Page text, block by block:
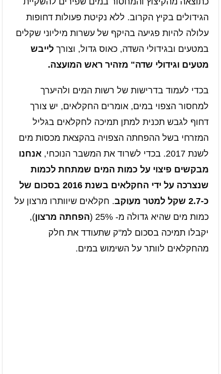
הגידולים בקיץ הקרוב. ללא נקיטת פעולות דחופות
עלולה להיות פגיעה בהיקף של עשרות מיליוני שקלים
במטעים ובגידולי השדה, כאוס גדול, וצורךלייבש
מטעים וגידולי שדה" מזהיר ראש המועצה.
בכדי לעמוד בדרישות של רשות המים ולהיערך
למחסור הצפוי במים, אומרים החקלאים, יש צורך
דחוף לגבש תכנית למתן תמיכה לחקלאים בגליל
המזרחי בשל ההפחתה הצפויה בהקצאת מכסות מים
לשנת 2017. בכדי לשרוד את המשבר הנוכחי,
אנחנו
מבקשים פיצוי על כמות המים שמתחת לכמות
שנצרכה על ידי החקלאים בשנת 2016 בסכום של
כ-2.7 שקל למטר מעוקב
. חקלאים שיוותרו מרצון על
כמות מים שהיא גדולה מ- 25% (
הפחתה מרצון),
יקבלו תמיכה בסכום למ"ק שתעודד את חלק
מהחקלאים לוותר על השימוש במים.